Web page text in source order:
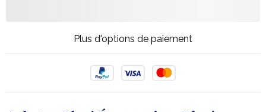
Plus d'options de paiement